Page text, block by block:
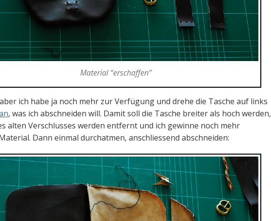
Material “erschaffen”
ich habe ja noch mehr zur Verfügung und drehe die Tasche auf links
, was ich abschneiden will. Damit soll die Tasche breiter als hoch werden,
alten Verschlusses werden entfernt und ich gewinne noch mehr
Dann einmal durchatmen, anschliessend abschneiden: